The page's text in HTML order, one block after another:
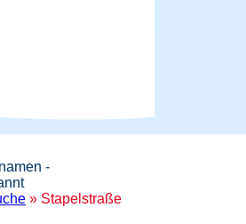
-
» Stapelstraße